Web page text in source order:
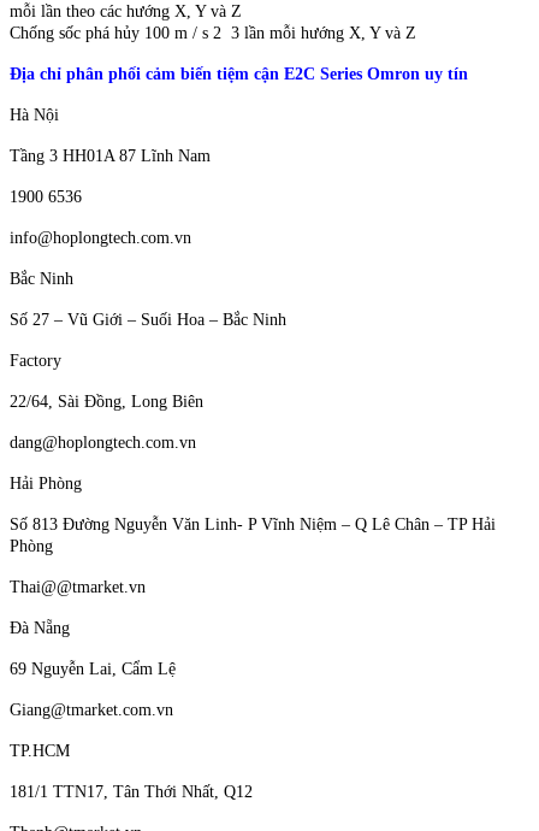
mỗi lần theo các hướng X, Y và Z
Chống sốc phá hủy 100 m / s 2 3 lần mỗi hướng X, Y và Z
Địa chỉ phân phối cảm biến tiệm cận E2C Series Omron uy tín
Hà Nội
Tầng 3 HH01A 87 Lĩnh Nam
1900 6536
info@hoplongtech.com.vn
Bắc Ninh
Số 27 – Vũ Giới – Suối Hoa – Bắc Ninh
Factory
22/64, Sài Đồng, Long Biên
dang@hoplongtech.com.vn
Hải Phòng
Số 813 Đường Nguyễn Văn Linh- P Vĩnh Niệm – Q Lê Chân – TP Hải
Phòng
Thai@@tmarket.vn
Đà Nẵng
69 Nguyễn Lai, Cẩm Lệ
Giang@tmarket.com.vn
TP.HCM
181/1 TTN17, Tân Thới Nhất, Q12